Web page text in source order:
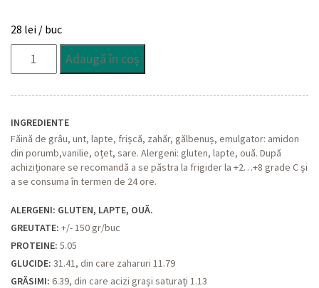
28 lei / buc
Napoleon
Adaugă în coș
INGREDIENTE
Făină de grâu, unt, lapte, frișcă, zahăr, gălbenuș, emulgator: amidon
din porumb,vanilie, oțet, sare. Alergeni: gluten, lapte, ouă. După
achiziționare se recomandă a se păstra la frigider la +2…+8 grade C și
a se consuma în termen de 24 ore.
ALERGENI: GLUTEN, LAPTE, OUĂ.
GREUTATE: +/- 150 gr/buc
PROTEINE: 5.05
GLUCIDE: 31.41, din care zaharuri 11.79
GRĂSIMI: 6.39, din care acizi grași saturați 1.13